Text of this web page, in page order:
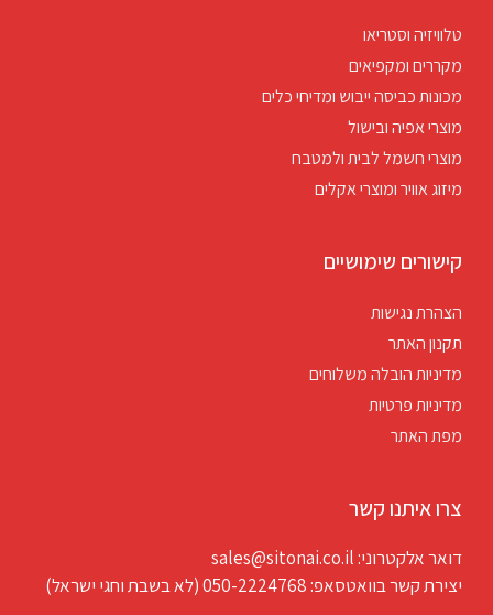
טלוויזיה וסטריאו
מקררים ומקפיאים
מכונות כביסה ייבוש ומדיחי כלים
מוצרי אפיה ובישול
מוצרי חשמל לבית ולמטבח
מיזוג אוויר ומוצרי אקלים
קישורים שימושיים
הצהרת נגישות
תקנון האתר
מדיניות הובלה משלוחים
מדיניות פרטיות
מפת האתר
צרו איתנו קשר
דואר אלקטרוני: sales@sitonai.co.il
יצירת קשר בוואטסאפ: 050-2224768 (לא בשבת וחגי ישראל)